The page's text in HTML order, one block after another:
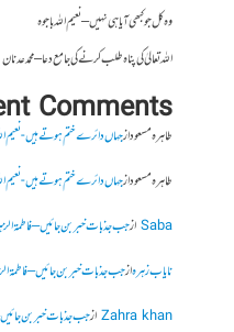
وہ کل جو کبھی آیا ہی نہیں – نعیم اللہ باجوہ
اللہ تعالیٰ کی پناہ طلب کرنے کی جامع دعا – محمد عدنان
Comments
طاہرہ مسعودازجہاں دائرے ختم ہوتے ہیں- نعیم
طاہرہ مسعودازجہاں دائرے ختم ہوتے ہیں- نعیم
Sabaازجب جذبات خبر بن جائیں –
نایاب زہرہازجب جذبات خبر بن جائیں –
Zahra khanازجب جذبات خبر بن جائیں